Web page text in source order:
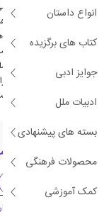
انواع داستان
کتاب های برگزیده
جوایز ادبی
ادبیات ملل
بسته های پیشنهادی
محصولات فرهنگی
کمک آموزشی
شخصی خود را در یک دهم
توجه داشته باشید و ایده
سبک و سنگین کنید. اگر
را ایفا کنید این ایده
و کار مالی شخصی خود
یا عواقب آن همه با
دسته بندی های کتاب